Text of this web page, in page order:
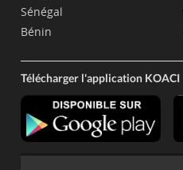
Sénégal
Bénin
Télécharger l'application KOACI